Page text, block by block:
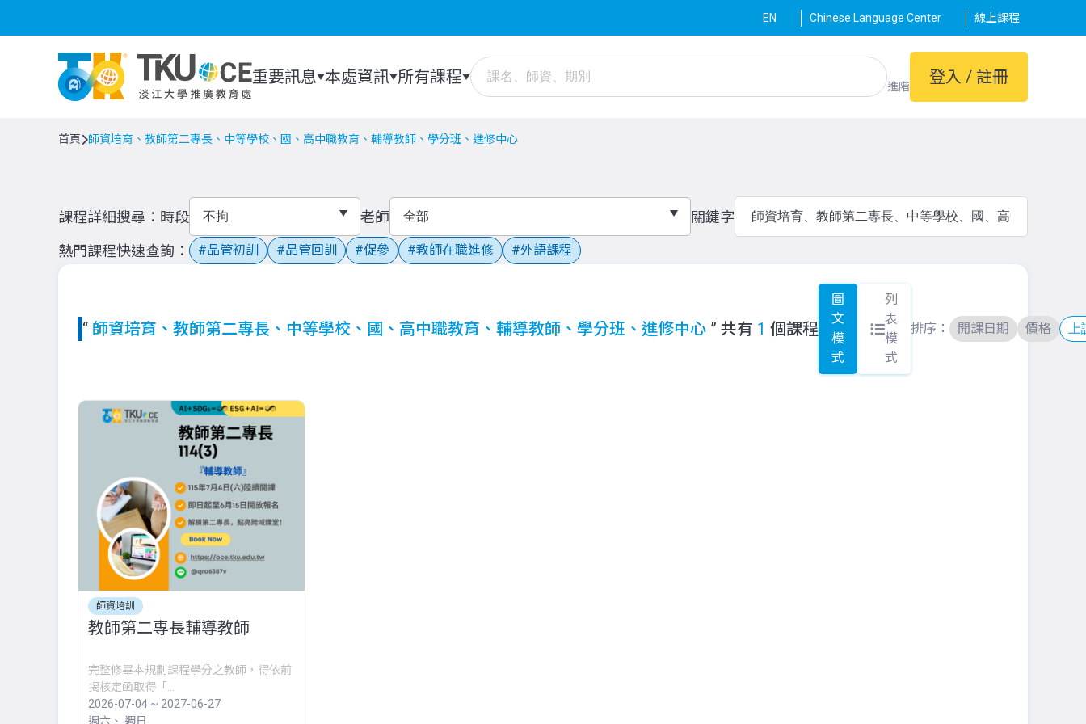
EN Chinese Language Center 線上課程
重要訊息 本處資訊 所有課程 進階 登入 / 註冊
首頁 師資培育、教師第二專長、中等學校、國、高中職教育、輔導教師、學分班、進修中心
課程詳細搜尋 時段 老師
關鍵字
熱門課程快速查詢
品管初訓 品管回訓 促參 教師在職進修 外語課程
“ 師資培育、教師第二專長、中等學校、國、高中職教育、輔導教師、學分班、進修中心 ” 共有 1 個課程
圖
文
模
式
列
表
模
式
排序： 開課日期 價格
師資培訓
教師第二專長輔導教師
完整修畢本規劃課程學分之教師，得依前
揭核定函取得「...
2026-07-04 ~ 2027-06-27
週六
週日